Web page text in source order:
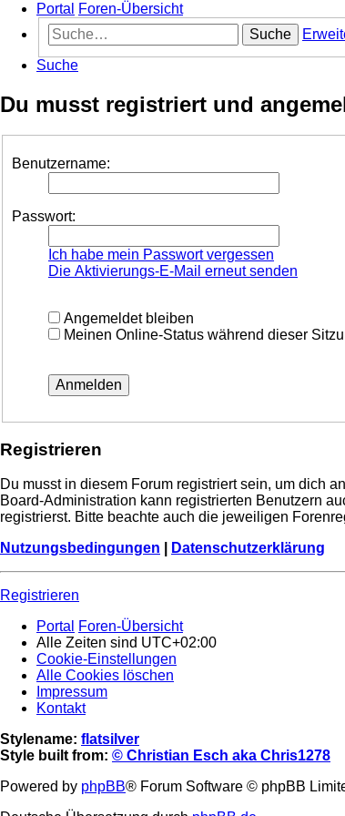
Portal
Foren-Übersicht
Suche
Suche
Du musst registriert und
Benutzername:
Passwort:
Ich habe mein Passwort vergessen
Die Aktivierungs-E-Mail erneut senden
Angemeldet bleiben
Meinen Online-Status während dieser
Registrieren
Du musst in diesem Forum registriert sein, um dich
Board-Administration kann registrierten Benutzern
registrierst. Bitte beachte auch die jeweiligen
Nutzungsbedingungen
Datenschutzerklärung
Registrieren
Portal Foren-Übersicht
Alle Zeiten sind UTC+02:00
Cookie-Einstellungen
Alle Cookies löschen
Impressum
Kontakt
Stylename: flatsilver
Style built from: © Christian Esch aka Chris1278
Powered by phpBB® Forum Software © phpBB